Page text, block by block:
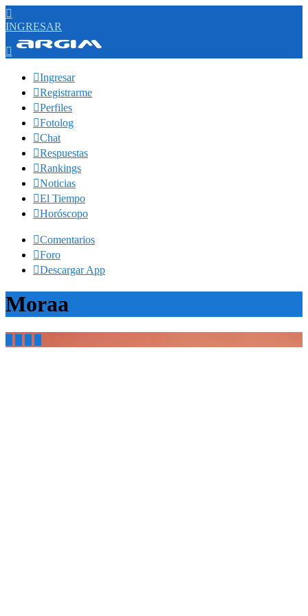

INGRESAR

Ingresar
Registrarme
Perfiles
Fotolog
Chat
Respuestas
Rankings
Noticias
El Tiempo
Horóscopo
Comentarios
Foro
Descargar App
Moraa